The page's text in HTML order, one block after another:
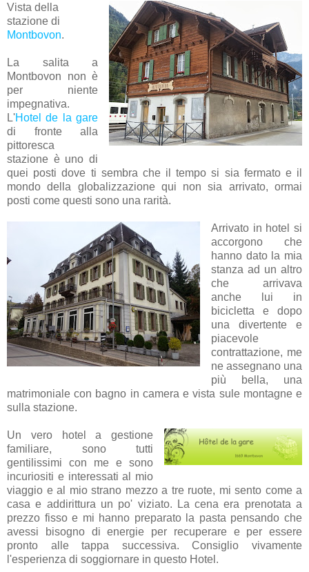
Vista della
stazione di
Montbovon.
La salita a
Montbovon non è
per niente
impegnativa.
L'Hotel de la gare
di fronte alla
pittoresca
stazione è uno di
quei posti dove ti sembra che il tempo si sia fermato e il
mondo della globalizzazione qui non sia arrivato, ormai
posti come questi sono una rarità.
Arrivato in hotel si
accorgono che
hanno dato la mia
stanza ad un altro
che arrivava
anche lui in
bicicletta e dopo
una divertente e
piacevole
contrattazione, me
ne assegnano una
più bella, una
matrimoniale con bagno in camera e vista sule montagne e
sulla stazione.
Un vero hotel a gestione
familiare, sono tutti
gentilissimi con me e sono
incuriositi e interessati al mio
viaggio e al mio strano mezzo a tre ruote, mi sento come a
casa e addirittura un po' viziato. La cena era prenotata a
prezzo fisso e mi hanno preparato la pasta pensando che
avessi bisogno di energie per recuperare e per essere
pronto alle tappa successiva. Consiglio vivamente
l'esperienza di soggiornare in questo Hotel.